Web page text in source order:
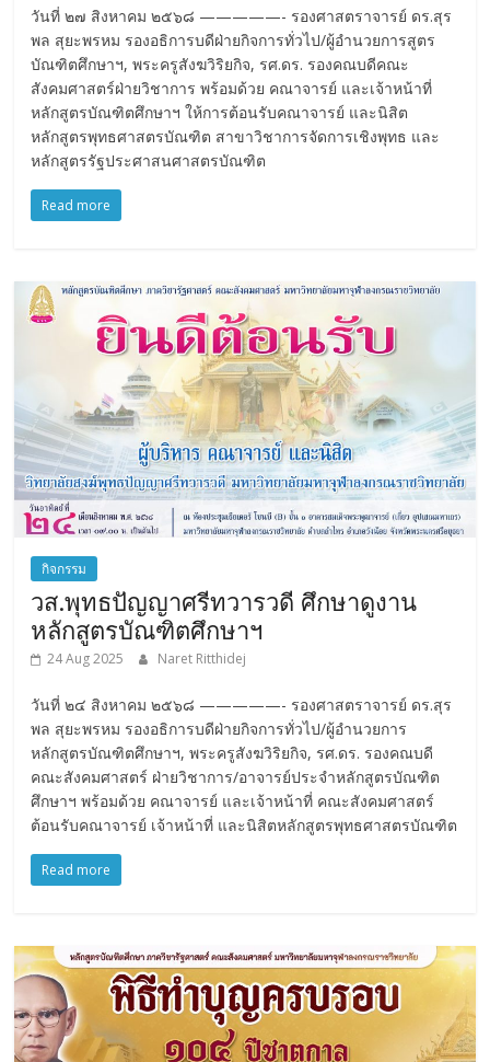
วันที่ ๒๗ สิงหาคม ๒๕๖๘ —————- รองศาสตราจารย์ ดร.สุร
พล สุยะพรหม รองอธิการบดีฝ่ายกิจการทั่วไป/ผู้อำนวยการสูตร
บัณฑิตศึกษาฯ, พระครูสังฆวิริยกิจ, รศ.ดร. รองคณบดีคณะ
สังคมศาสตร์ฝ่ายวิชาการ พร้อมด้วย คณาจารย์ และเจ้าหน้าที่
หลักสูตรบัณฑิตศึกษาฯ ให้การต้อนรับคณาจารย์ และนิสิต
หลักสูตรพุทธศาสตรบัณฑิต สาขาวิชาการจัดการเชิงพุทธ และ
หลักสูตรรัฐประศาสนศาสตรบัณฑิต
Read more
กิจกรรม
วส.พุทธปัญญาศรีทวารวดี ศึกษาดูงาน
หลักสูตรบัณฑิตศึกษาฯ
24 Aug 2025 Naret Ritthidej
วันที่ ๒๔ สิงหาคม ๒๕๖๘ —————- รองศาสตราจารย์ ดร.สุร
พล สุยะพรหม รองอธิการบดีฝ่ายกิจการทั่วไป/ผู้อำนวยการ
หลักสูตรบัณฑิตศึกษาฯ, พระครูสังฆวิริยกิจ, รศ.ดร. รองคณบดี
คณะสังคมศาสตร์ ฝ่ายวิชาการ/อาจารย์ประจำหลักสูตรบัณฑิต
ศึกษาฯ พร้อมด้วย คณาจารย์ และเจ้าหน้าที่ คณะสังคมศาสตร์
ต้อนรับคณาจารย์ เจ้าหน้าที่ และนิสิตหลักสูตรพุทธศาสตรบัณฑิต
Read more